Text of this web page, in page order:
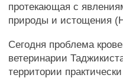
протекающая с
природы и истощения
Сегодня проблема
ветеринарии
территории